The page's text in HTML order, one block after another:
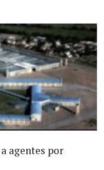
agentes por